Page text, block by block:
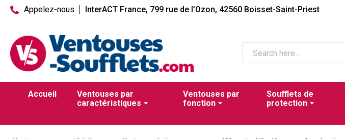
Appelez-nous InterACT France, 799 rue de l’Ozon, 42560 Boisset-Saint-Priest
Accueil
Ventouses par
caractéristiques
Ventouses par
fonction
Soufflets de
protection